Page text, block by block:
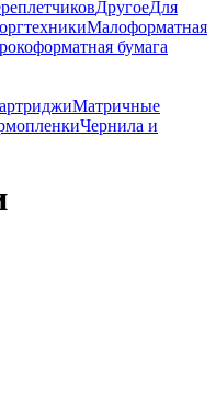
ДругоеДля
Малоформатная
бумага
Матричные
Чернила и